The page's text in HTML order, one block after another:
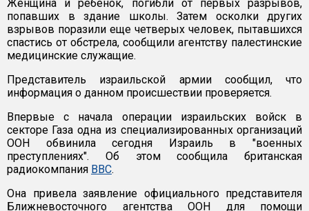
Женщина и ребенок, погибли от первых разрывов,
попавших в здание школы. Затем осколки других
взрывов поразили еще четверых человек, пытавшихся
спастись от обстрела, сообщили агентству палестинские
медицинские служащие.
Представитель израильской армии сообщил, что
информация о данном происшествии проверяется.
Впервые с начала операции израильских войск в
секторе Газа одна из специализированных организаций
ООН обвинила сегодня Израиль в "военных
преступлениях". Об этом сообщила британская
радиокомпания ВВС.
Она привела заявление официального представителя
Ближневосточного агентства ООН для помощи